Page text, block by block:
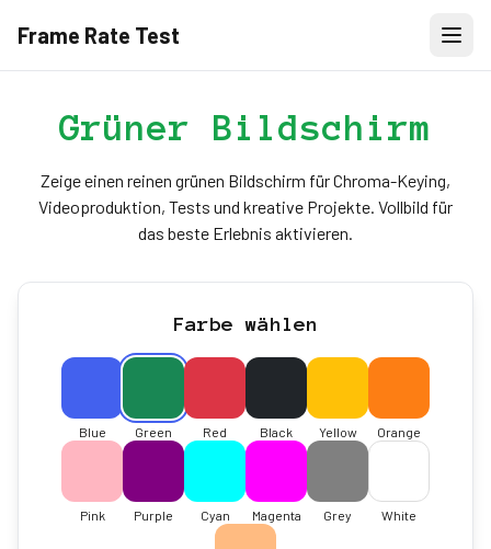
Frame Rate Test
Grüner Bildschirm
Zeige einen reinen grünen Bildschirm für Chroma-Keying,
Videoproduktion, Tests und kreative Projekte. Vollbild für
das beste Erlebnis aktivieren.
Farbe wählen
Blue Green Red Black Yellow Orange
Pink Purple Cyan Magenta Grey White